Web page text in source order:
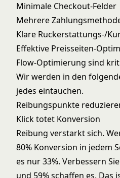
Minimale Checkout-Felder
Mehrere
Klare Ruckerstattungs-/
Effektive Preisseiten-
Flow-Optimierung sind
Wir werden in den
jedes eintauchen.
Reibungspunkte
Klick totet Konversion
Reibung verstarkt sich.
80% Konversion in jedem
es nur 33%. Verbessern
und 59% schaffen es. Das